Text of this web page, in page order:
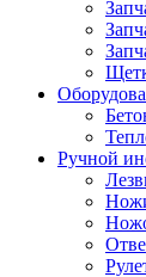
Ручной